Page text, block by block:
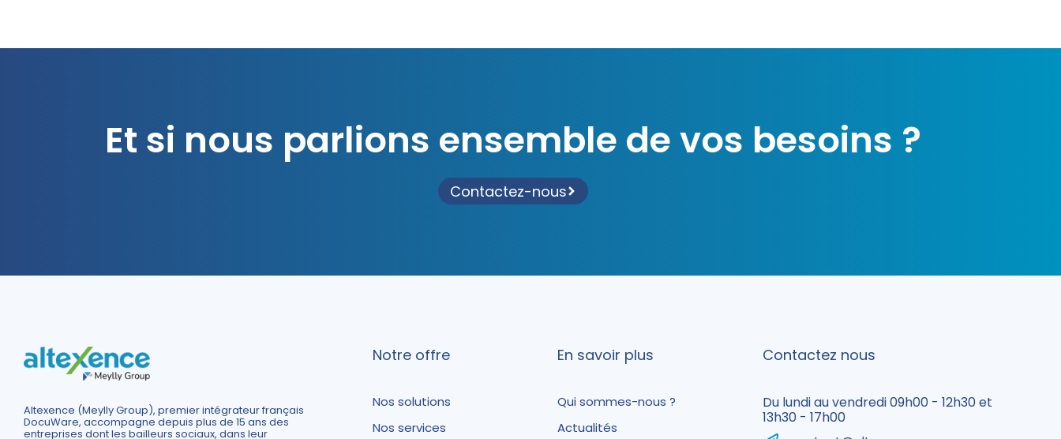
Et si nous parlions ensemble de vos besoins ?
Contactez-nous
Altexence (Meylly Group), premier intégrateur français
DocuWare, accompagne depuis plus de 15 ans des
entreprises dont les bailleurs sociaux, dans leur
Notre offre
Nos solutions
Nos services
En savoir plus
Qui sommes-nous ?
Actualités
Contactez nous
Du lundi au vendredi 09h00 - 12h30 et
13h30 - 17h00